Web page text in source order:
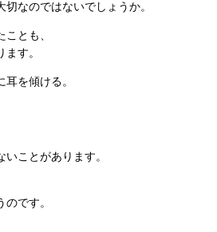
なのではないでしょうか。
とも、
す。
を傾ける。
ことがあります。
です。